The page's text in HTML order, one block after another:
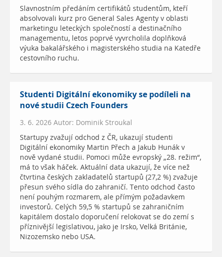
Slavnostním předáním certifikátů studentům, kteří
absolvovali kurz pro General Sales Agenty v oblasti
marketingu leteckých společností a destinačního
managementu, letos poprvé vyvrcholila doplňková
výuka bakalářského i magisterského studia na Katedře
cestovního ruchu.
Studenti Digitální ekonomiky se podíleli na
nové studii Czech Founders
3. 6. 2026 Autor: Dominik Stroukal
Startupy zvažují odchod z ČR, ukazují studenti
Digitální ekonomiky Martin Přech a Jakub Hunák v
nově vydané studii. Pomoci může evropský „28. režim“,
má to však háček. Aktuální data ukazují, že více než
čtvrtina českých zakladatelů startupů (27,2 %) zvažuje
přesun svého sídla do zahraničí. Tento odchod často
není pouhým rozmarem, ale přímým požadavkem
investorů. Celých 59,5 % startupů se zahraničním
kapitálem dostalo doporučení relokovat se do zemí s
příznivější legislativou, jako je Irsko, Velká Británie,
Nizozemsko nebo USA.